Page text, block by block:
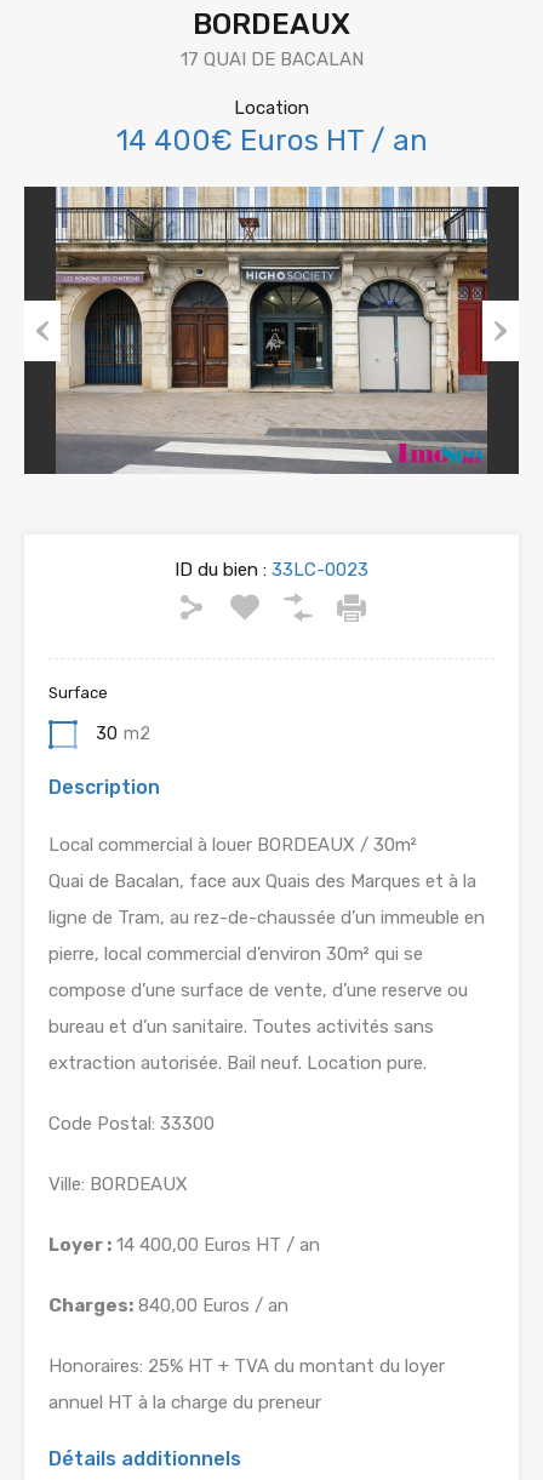
BORDEAUX
17 QUAI DE BACALAN
Location
14 400€ Euros HT / an
Previous Next
ID du bien : 33LC-0023
Surface
30 m2
Description
Local commercial à louer BORDEAUX / 30m²
Quai de Bacalan, face aux Quais des Marques et à la
ligne de Tram, au rez-de-chaussée d’un immeuble en
pierre, local commercial d’environ 30m² qui se
compose d’une surface de vente, d’une reserve ou
bureau et d’un sanitaire. Toutes activités sans
extraction autorisée. Bail neuf. Location pure.
Code Postal: 33300
Ville: BORDEAUX
Loyer : 14 400,00 Euros HT / an
Charges: 840,00 Euros / an
Honoraires: 25% HT + TVA du montant du loyer
annuel HT à la charge du preneur
Détails additionnels